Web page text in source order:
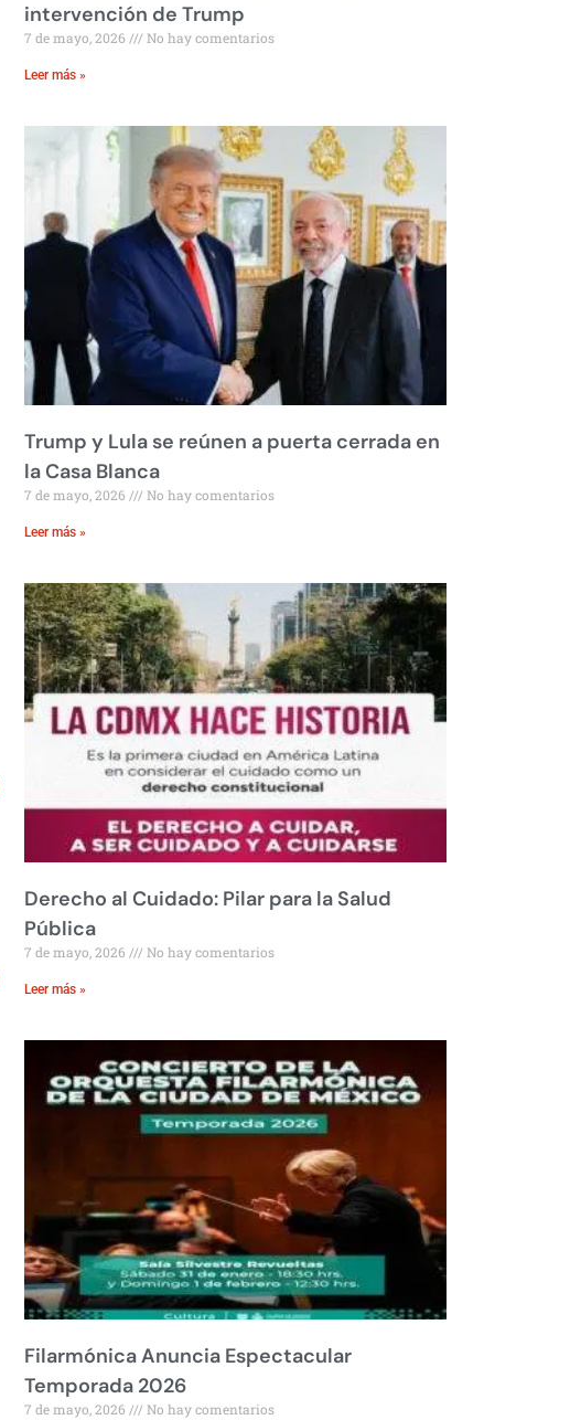
intervención de Trump
7 de mayo, 2026 No hay comentarios
Leer más »
Trump y Lula se reúnen a puerta cerrada en
la Casa Blanca
7 de mayo, 2026 No hay comentarios
Leer más »
Derecho al Cuidado: Pilar para la Salud
Pública
7 de mayo, 2026 No hay comentarios
Leer más »
Filarmónica Anuncia Espectacular
Temporada 2026
7 de mayo, 2026 No hay comentarios